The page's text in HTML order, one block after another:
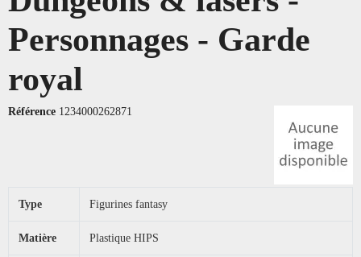
Personnages - Garde
royal
Référence 1234000262871
Type Figurines fantasy
Matière Plastique HIPS